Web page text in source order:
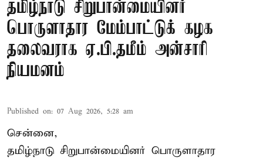
தமிழ்நாடு சிறுபான்மையினர்
பொருளாதார மேம்பாட்டுக் கழக
தலைவராக ஏ.பி.தமீம் அன்சாரி
நியமனம்
Published on: 07 Aug 2026, 5:28 am
சென்னை,
தமிழ்நாடு சிறுபான்மையினர் பொருளாதார